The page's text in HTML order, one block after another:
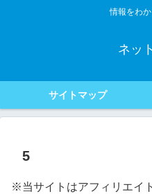
情報をわ
ネッ
サイトマップ
5
※当サイトはアフィリエイ